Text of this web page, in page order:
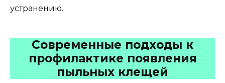
устранению.
Современные подходы к
профилактике появления
пыльных клещей